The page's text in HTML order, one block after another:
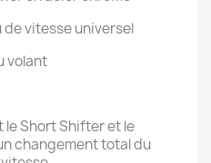
vitesse universel
volant
Short Shifter et le
changement total du